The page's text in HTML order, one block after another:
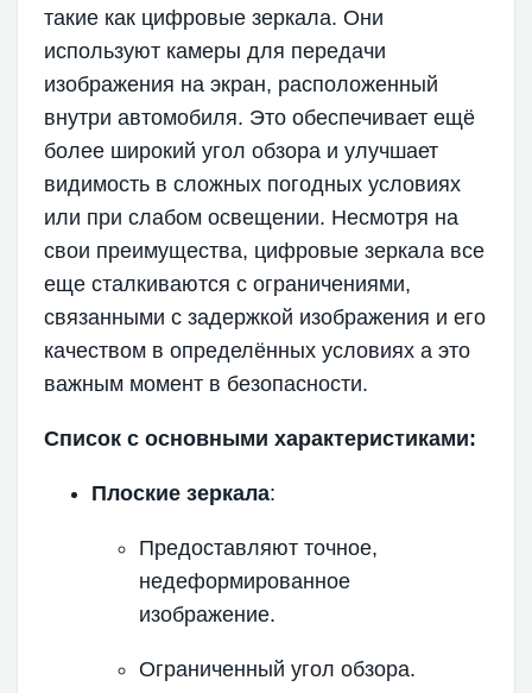
такие как цифровые зеркала. Они
используют камеры для передачи
изображения на экран, расположенный
внутри автомобиля. Это обеспечивает ещё
более широкий угол обзора и улучшает
видимость в сложных погодных условиях
или при слабом освещении. Несмотря на
свои преимущества, цифровые зеркала все
еще сталкиваются с ограничениями,
связанными с задержкой изображения и его
качеством в определённых условиях а это
важным момент в безопасности.
Список с основными характеристиками:
Плоские зеркала:
Предоставляют точное,
недеформированное
изображение.
Ограниченный угол обзора.